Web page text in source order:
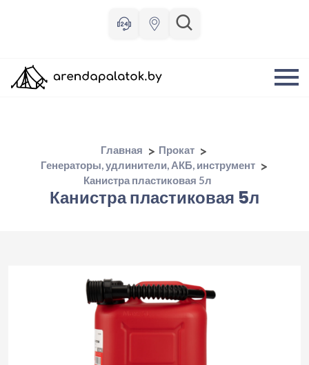
Главная
Прокат
Генераторы, удлинители, АКБ, инструмент
Канистра пластиковая 5л
Канистра пластиковая 5л